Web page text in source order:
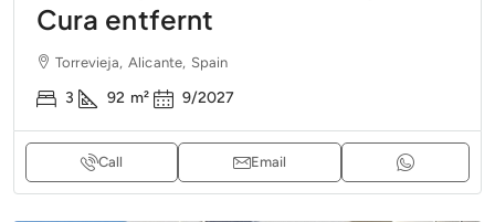
Cura entfernt
Torrevieja, Alicante, Spain
3 92 m² 9/2027
Call Email